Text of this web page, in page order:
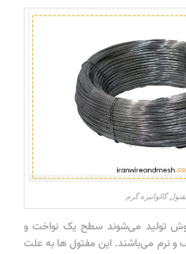
گالوانیزه گرم
تولید می‌شوند سطح یک نواخت و
و نرم می‌باشند. این مفتول ها به علت